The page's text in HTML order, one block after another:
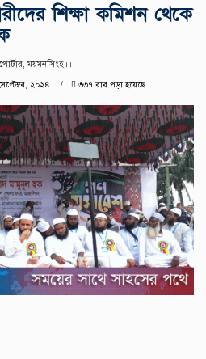
শিক্ষা কমিশন থেকে
ময়মনসিংহ।।
২০২৪
৩৩৭ বার পড়া হয়েছে